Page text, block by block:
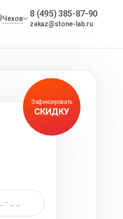
Чехов 8 (495) 385-87-90
zakaz@stone-lab.ru
Зафиксировать
СКИДКУ